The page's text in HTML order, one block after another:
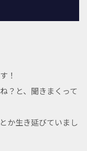
！
？と、聞きまくって
か生き延びていまし